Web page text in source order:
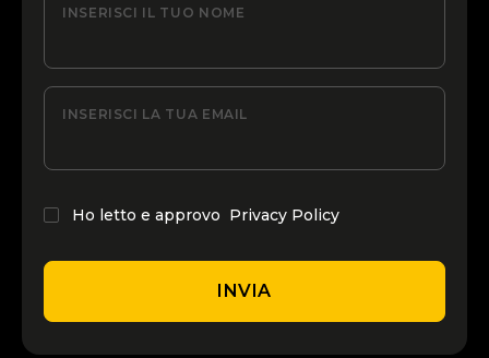
INSERISCI IL TUO NOME
INSERISCI LA TUA EMAIL
Ho letto e approvo Privacy Policy
INVIA